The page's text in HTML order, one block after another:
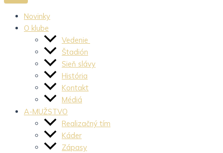
Novinky
O klube
Vedenie
Štadión
Sieň slávy
História
Kontakt
Médiá
A-MUŽSTVO
Realizačný tím
Káder
Zápasy